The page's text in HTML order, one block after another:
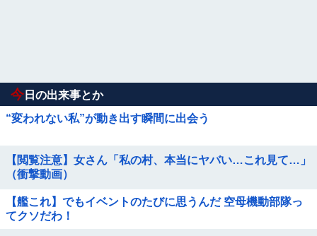
今 日の出来事とか
“変われない私”が動き出す瞬間に出会う
【閲覧注意】女さん「私の村、本当にヤバい…これ見て…」
（衝撃動画）
【艦これ】でもイベントのたびに思うんだ 空母機動部隊っ
てクソだわ！